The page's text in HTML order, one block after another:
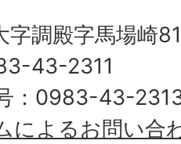
字調殿字馬場崎
43-2311
：0983-43-
によるお問い合